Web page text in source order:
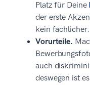
Platz für Deine
der erste
kein fachlicher.
Vorurteile.
auch
deswegen ist